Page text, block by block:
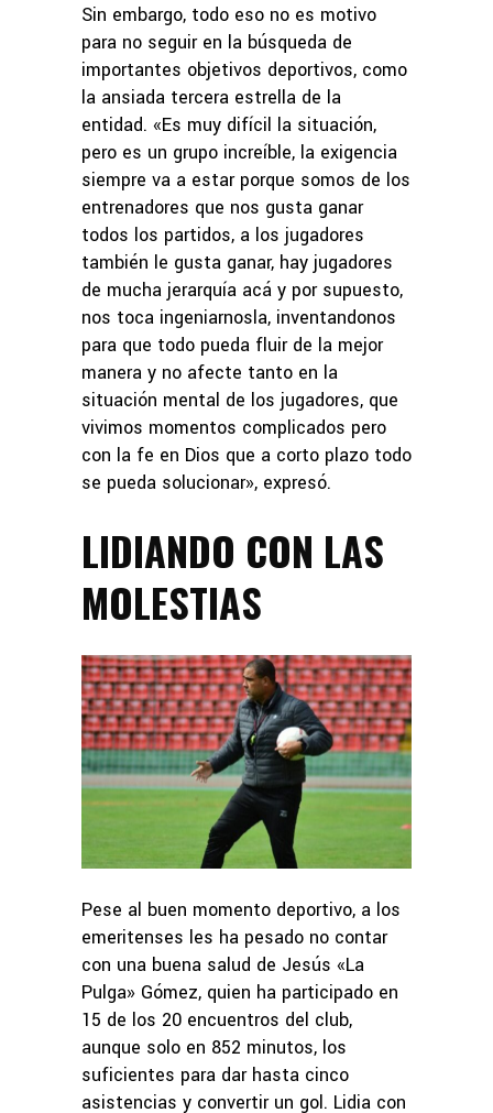
Sin embargo, todo eso no es motivo
para no seguir en la búsqueda de
importantes objetivos deportivos, como
la ansiada tercera estrella de la
entidad. «Es muy difícil la situación,
pero es un grupo increíble, la exigencia
siempre va a estar porque somos de los
entrenadores que nos gusta ganar
todos los partidos, a los jugadores
también le gusta ganar, hay jugadores
de mucha jerarquía acá y por supuesto,
nos toca ingeniarnosla, inventandonos
para que todo pueda fluir de la mejor
manera y no afecte tanto en la
situación mental de los jugadores, que
vivimos momentos complicados pero
con la fe en Dios que a corto plazo todo
se pueda solucionar», expresó.
LIDIANDO CON LAS
MOLESTIAS
Pese al buen momento deportivo, a los
emeritenses les ha pesado no contar
con una buena salud de Jesús «La
Pulga» Gómez, quien ha participado en
15 de los 20 encuentros del club,
aunque solo en 852 minutos, los
suficientes para dar hasta cinco
asistencias y convertir un gol. Lidia con